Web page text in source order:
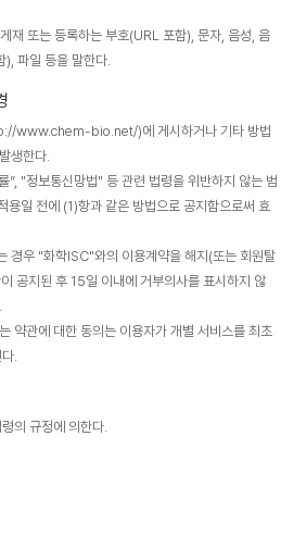
재 또는 등록하는 부호(URL 포함), 문자, 음성, 음
), 파일 등을 말한다.
www.chem-bio.net/)에 게시하거나 기타 방법
생한다.
”, "정보통신망법" 등 관련 법령을 위반하지 않는 범
용일 전에 (1)항과 같은 방법으로 공지함으로써 효
경우 "화학ISC"와의 이용계약을 해지(또는 회원탈
공지된 후 15일 이내에 거부의사를 표시하지 않
약관에 대한 동의는 이용자가 개별 서비스를 최초
.
의 규정에 의한다.